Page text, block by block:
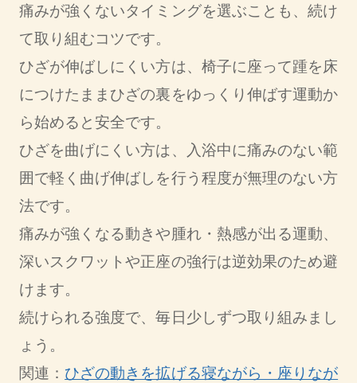
痛みが強くないタイミングを選ぶことも、続け
て取り組むコツです。
ひざが伸ばしにくい方は、椅子に座って踵を床
につけたままひざの裏をゆっくり伸ばす運動か
ら始めると安全です。
ひざを曲げにくい方は、入浴中に痛みのない範
囲で軽く曲げ伸ばしを行う程度が無理のない方
法です。
痛みが強くなる動きや腫れ・熱感が出る運動、
深いスクワットや正座の強行は逆効果のため避
けます。
続けられる強度で、毎日少しずつ取り組みまし
ょう。
関連： ひざの動きを拡げる寝ながら・座りなが